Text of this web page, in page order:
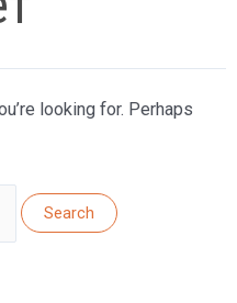
looking for. Perhaps